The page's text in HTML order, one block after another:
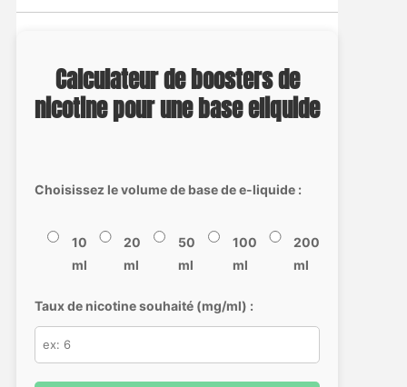
Calculateur de boosters de
nicotine pour une base eliquide
Choisissez le volume de base de e-liquide :
10
ml
20
ml
50
ml
100
ml
200
ml
Taux de nicotine souhaité (mg/ml) :